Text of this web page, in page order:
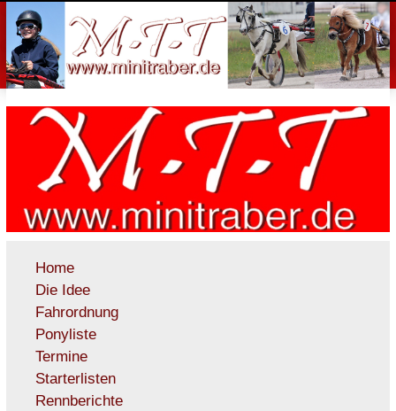
Home
Die Idee
Fahrordnung
Ponyliste
Termine
Starterlisten
Rennberichte